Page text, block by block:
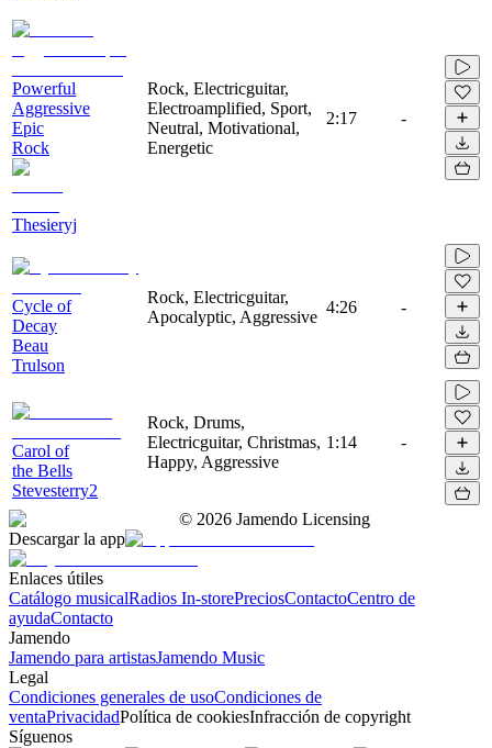
Powerful
Aggressive
Epic
Rock
Thesieryj
Rock, Electricguitar,
Electroamplified, Sport,
Neutral, Motivational,
Energetic
2:17 -
Cycle of
Decay
Beau
Trulson
Rock, Electricguitar,
Apocalyptic, Aggressive
4:26 -
Carol of
the Bells
Stevesterry2
Rock, Drums,
Electricguitar, Christmas,
Happy, Aggressive
1:14 -
© 2026 Jamendo Licensing
Descargar la app
Enlaces útiles
Catálogo musicalRadios In-storePreciosContactoCentro de
ayudaContacto
Jamendo
Jamendo para artistasJamendo Music
Legal
Condiciones generales de usoCondiciones de
ventaPrivacidadPolítica de cookiesInfracción de copyright
Síguenos